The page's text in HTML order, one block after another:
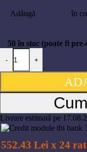
Adăugă în
50 în stoc (poate fi
- +
Livrare estimată pe
552.43 Lei x 24